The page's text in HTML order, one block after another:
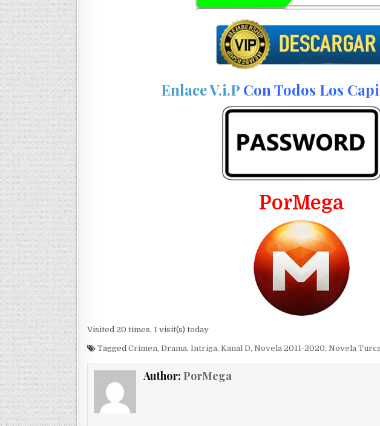
Enlace V.i.P Con Todos Los
PorMega
Visited 20 times, 1 visit(s) today
Tagged Crimen, Drama, Intriga, Kanal D, Novela 2011-2020, Novela
Author: PorMega